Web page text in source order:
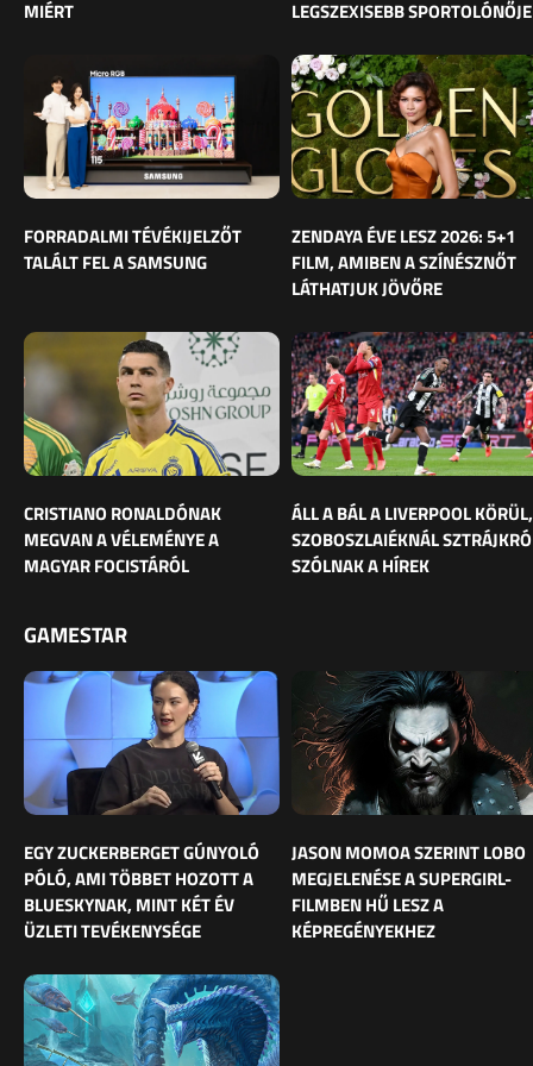
MIÉRT LEGSZEXISEBB SPORTOLÓNŐJE
FORRADALMI TÉVÉKIJELZŐT
TALÁLT FEL A SAMSUNG
ZENDAYA ÉVE LESZ 2026: 5+1
FILM, AMIBEN A SZÍNÉSZNŐT
LÁTHATJUK JÖVŐRE
CRISTIANO RONALDÓNAK
MEGVAN A VÉLEMÉNYE A
MAGYAR FOCISTÁRÓL
ÁLL A BÁL A LIVERPOOL KÖRÜL,
SZOBOSZLAIÉKNÁL
SZÓLNAK A HÍREK
GAMESTAR
EGY ZUCKERBERGET GÚNYOLÓ
PÓLÓ, AMI TÖBBET HOZOTT A
BLUESKYNAK, MINT KÉT ÉV
ÜZLETI TEVÉKENYSÉGE
JASON MOMOA SZERINT LOBO
MEGJELENÉSE A SUPERGIRL-
FILMBEN HŰ LESZ A
KÉPREGÉNYEKHEZ